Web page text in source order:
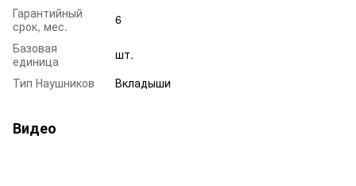
Гарантийный
срок, мес.
6
Базовая
единица
шт.
Тип Наушников
Вкладыши
Видео